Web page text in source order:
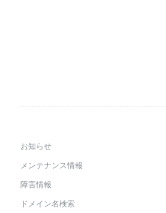
お知らせ
メンテナンス情報
障害情報
ドメイン名検索